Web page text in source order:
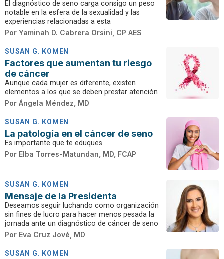
El diagnóstico de seno carga consigo un peso
notable en la esfera de la sexualidad y las
experiencias relacionadas a esta
Por Yaminah D. Cabrera Orsini, CP AES
SUSAN G. KOMEN
Factores que aumentan tu riesgo
de cáncer
Aunque cada mujer es diferente, existen
elementos a los que se deben prestar atención
Por Ángela Méndez, MD
SUSAN G. KOMEN
La patología en el cáncer de seno
Es importante que te eduques
Por Elba Torres-Matundan, MD, FCAP
SUSAN G. KOMEN
Mensaje de la Presidenta
Deseamos seguir luchando como organización
sin fines de lucro para hacer menos pesada la
jornada ante un diagnóstico de cáncer de seno
Por Eva Cruz Jové, MD
SUSAN G. KOMEN